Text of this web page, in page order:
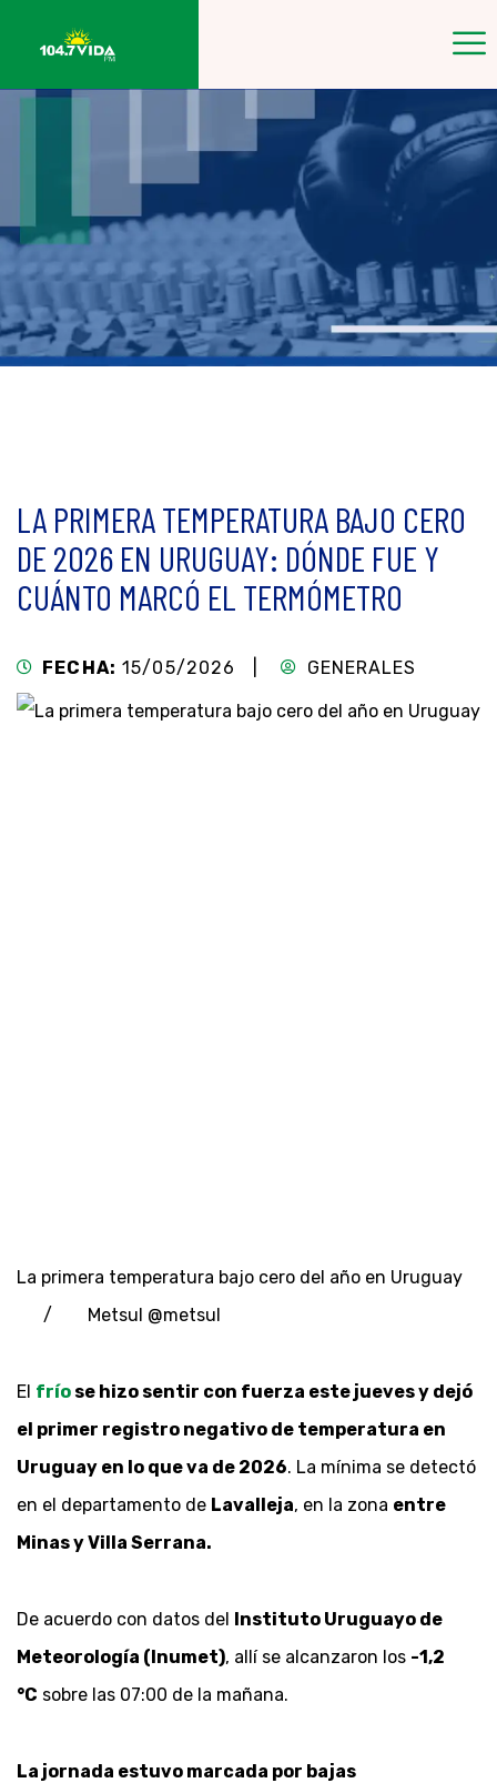
LA PRIMERA TEMPERATURA BAJO CERO
DE 2026 EN URUGUAY: DÓNDE FUE Y
CUÁNTO MARCÓ EL TERMÓMETRO
FECHA: 15/05/2026 | GENERALES
La primera temperatura bajo cero del año en Uruguay
/ Metsul @metsul
El frío se hizo sentir con fuerza este jueves y dejó
el primer registro negativo de temperatura en
Uruguay en lo que va de 2026. La mínima se detectó
en el departamento de Lavalleja, en la zona entre
Minas y Villa Serrana.
De acuerdo con datos del Instituto Uruguayo de
Meteorología (Inumet), allí se alcanzaron los -1,2
°C sobre las 07:00 de la mañana.
La jornada estuvo marcada por bajas